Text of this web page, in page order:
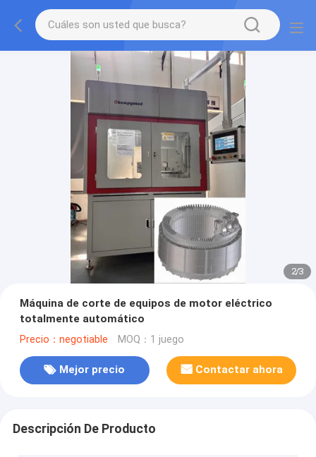
2/3
Máquina de corte de equipos de motor eléctrico
totalmente automático
Precio：negotiable MOQ：1 juego
Mejor precio Contactar ahora
Descripción De Producto